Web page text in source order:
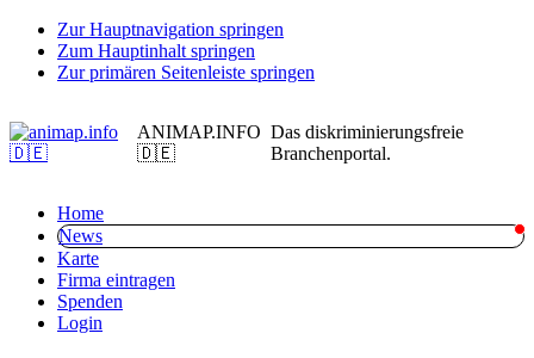
Zur Hauptnavigation springen
Zum Hauptinhalt springen
Zur primären Seitenleiste springen
ANIMAP.INFO
🇩🇪
Das diskriminierungsfreie
Branchenportal.
Home
News
Karte
Firma eintragen
Spenden
Login